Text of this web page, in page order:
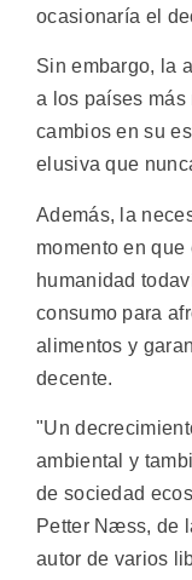
ocasionaría el
Sin embargo, la
a los países más
cambios en su
elusiva que
Además, la
momento en
humanidad
consumo para
alimentos y
decente.
"Un
ambiental y
de sociedad
Petter Næss, de
autor de varios